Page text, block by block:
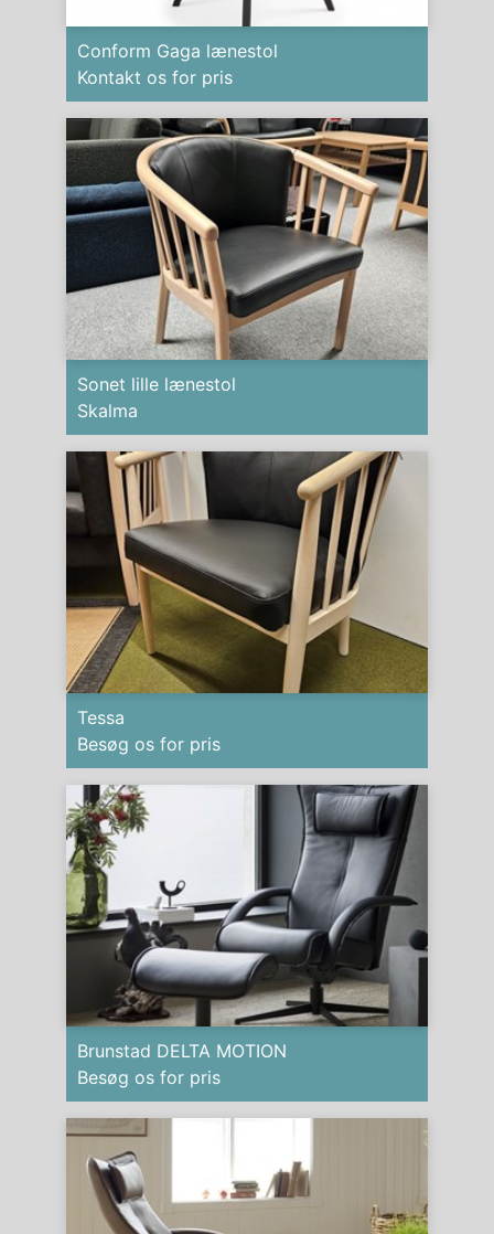
Conform Gaga lænestol
Kontakt os for pris
Sonet lille lænestol
Skalma
Tessa
Besøg os for pris
Brunstad DELTA MOTION
Besøg os for pris